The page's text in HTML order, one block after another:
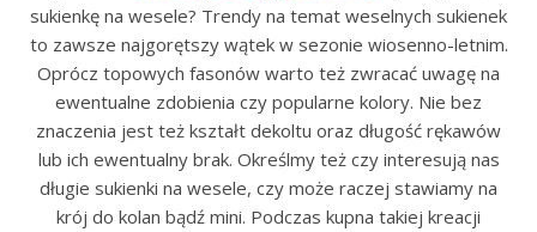
sukienkę na wesele? Trendy na temat weselnych sukienek
to zawsze najgorętszy wątek w sezonie wiosenno-letnim.
Oprócz topowych fasonów warto też zwracać uwagę na
ewentualne zdobienia czy popularne kolory. Nie bez
znaczenia jest też kształt dekoltu oraz długość rękawów
lub ich ewentualny brak. Określmy też czy interesują nas
długie sukienki na wesele, czy może raczej stawiamy na
krój do kolan bądź mini. Podczas kupna takiej kreacji